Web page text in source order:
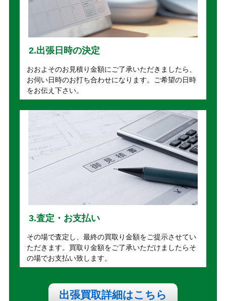
2.出張日時の決定
おおよそのお見積り金額にご了承いただきましたら、
お伺い日時のお打ち合わせになります。ご希望の日時
をお伝え下さい。
3.査定・お支払い
その場で査定し、最終の買取り金額をご提示させてい
ただきます。買取り金額をご了承いただけましたらそ
の場でお支払い致します。
出張買取詳細はこちら